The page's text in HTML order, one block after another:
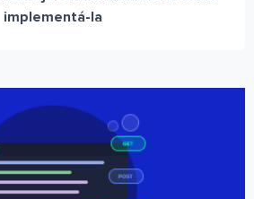
implementá-la